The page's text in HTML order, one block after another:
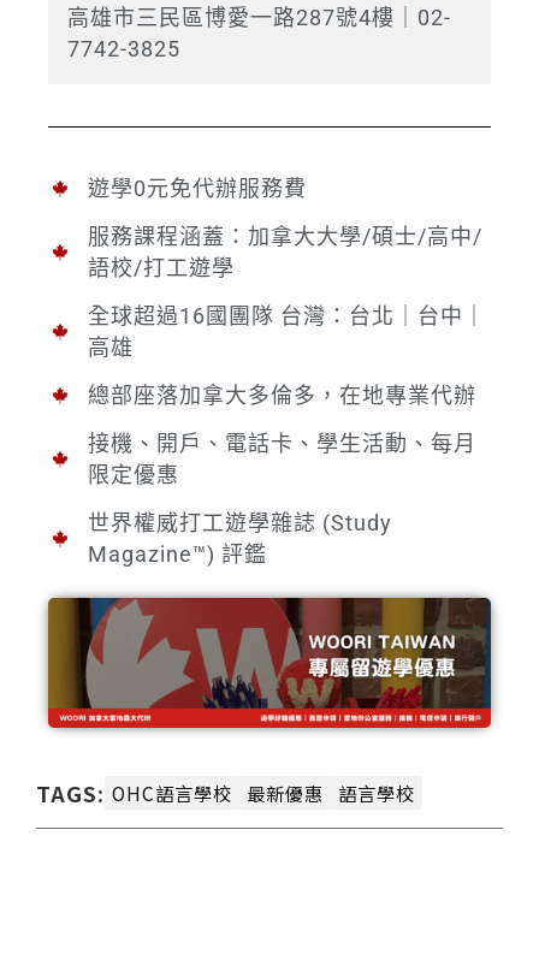
高雄市三民區博愛一路287號4樓｜02-
7742-3825
遊學0元免代辦服務費
服務課程涵蓋：加拿大大學/碩士/高中/
語校/打工遊學
全球超過16國團隊 台灣：台北｜台中｜
高雄
總部座落加拿大多倫多，在地專業代辦
接機、開戶、電話卡、學生活動、每月
限定優惠
世界權威打工遊學雜誌 (Study
Magazine™) 評鑑
TAGS: OHC語言學校 最新優惠 語言學校